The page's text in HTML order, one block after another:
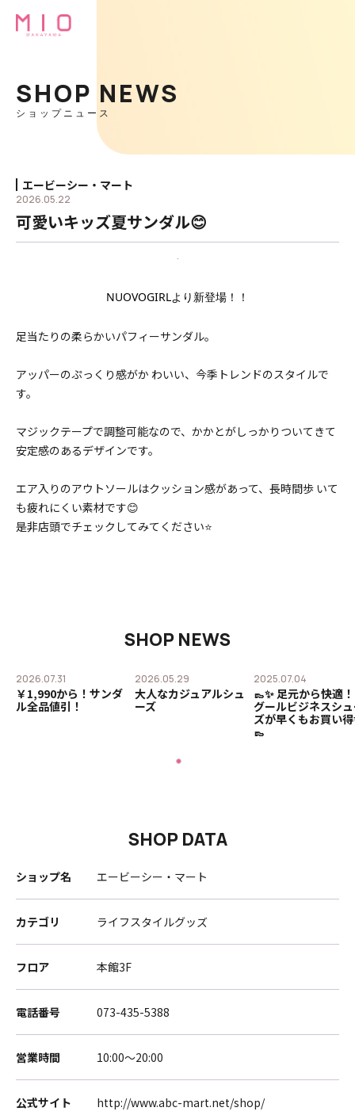
SHOP NEWS
ショップニュース
エービーシー・マート
2026.05.22
可愛いキッズ夏サンダル😊
NUOVOGIRLより新登場！！
足当たりの柔らかいパフィーサンダル。
アッパーのぷっくり感がか わいい、今季トレンドのスタイルで
す。
マジックテープで調整可能なので、かかとがしっかりついてきて
安定感のあるデザインです。
エア入りのアウトソールはクッション感があって、長時間歩 いて
も疲れにくい素材です😊
是非店頭でチェックしてみてください⭐
SHOP NEWS
2026.07.31
￥1,990から！サンダ
ル全品値引！
2026.05.29
大人なカジュアルシュ
ーズ
2025.07.04
👞✨ 足元から快適！
グールビジネスシ
ズが早くもお買い得
👞
SHOP DATA
ショップ名 エービーシー・マート
カテゴリ ライフスタイルグッズ
フロア 本館3F
電話番号 073-435-5388
営業時間 10:00～20:00
公式サイト http://www.abc-mart.net/shop/